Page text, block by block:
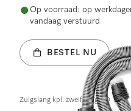
Op voorraad: op
vandaag verstuurd
BESTEL NU
Zuigslang kpl. zweifarbig SD